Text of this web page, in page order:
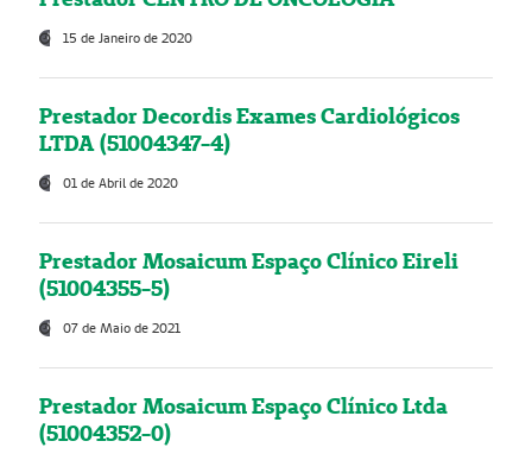
15 de Janeiro de 2020
Prestador Decordis Exames Cardiológicos
LTDA (51004347-4)
01 de Abril de 2020
Prestador Mosaicum Espaço Clínico Eireli
(51004355-5)
07 de Maio de 2021
Prestador Mosaicum Espaço Clínico Ltda
(51004352-0)